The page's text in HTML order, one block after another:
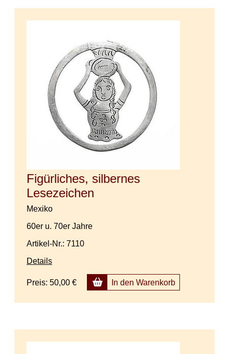
Figürliches, silbernes
Lesezeichen
Mexiko
60er u. 70er Jahre
Artikel-Nr.: 7110
Details
Preis: 50,00 € In den Warenkorb